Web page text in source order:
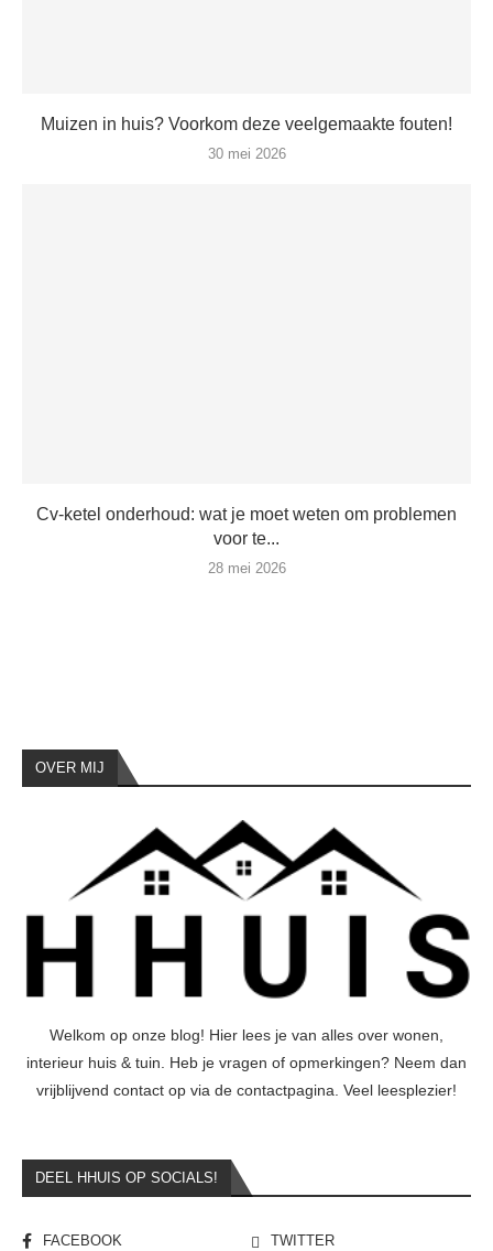
Muizen in huis? Voorkom deze veelgemaakte fouten!
30 mei 2026
Cv-ketel onderhoud: wat je moet weten om problemen
voor te...
28 mei 2026
OVER MIJ
Welkom op onze blog! Hier lees je van alles over wonen,
interieur huis & tuin. Heb je vragen of opmerkingen? Neem dan
vrijblijvend contact op via de contactpagina. Veel leesplezier!
DEEL HHUIS OP SOCIALS!
FACEBOOK
TWITTER